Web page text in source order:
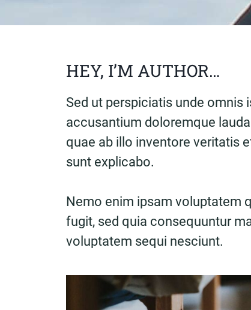
HEY, I’M AUTHOR…
Sed ut perspiciatis unde omnis
accusantium doloremque
quae ab illo inventore veritatis
sunt explicabo.
Nemo enim ipsam voluptatem
fugit, sed quia consequuntur
voluptatem sequi nesciunt.